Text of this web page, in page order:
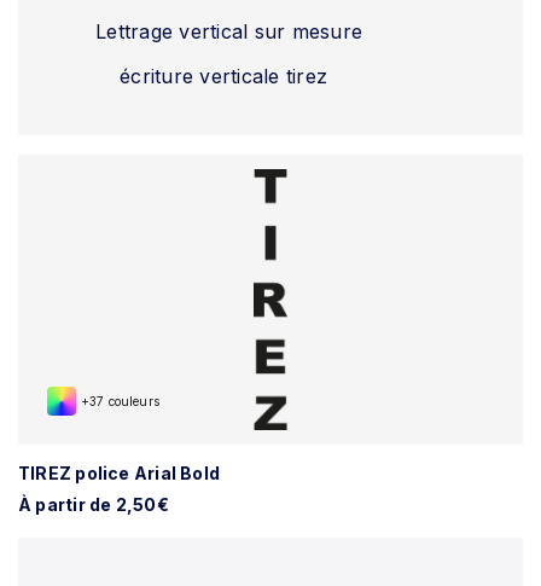
Lettrage vertical sur mesure
écriture verticale tirez
+37 couleurs
TIREZ police Arial Bold
À partir de 2,50€